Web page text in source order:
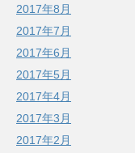
2017年8月
2017年7月
2017年6月
2017年5月
2017年4月
2017年3月
2017年2月